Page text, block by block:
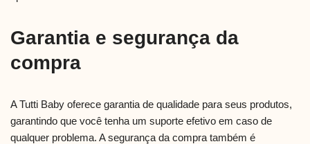
Garantia e segurança da
compra
A Tutti Baby oferece garantia de qualidade para seus produtos,
garantindo que você tenha um suporte efetivo em caso de
qualquer problema. A segurança da compra também é